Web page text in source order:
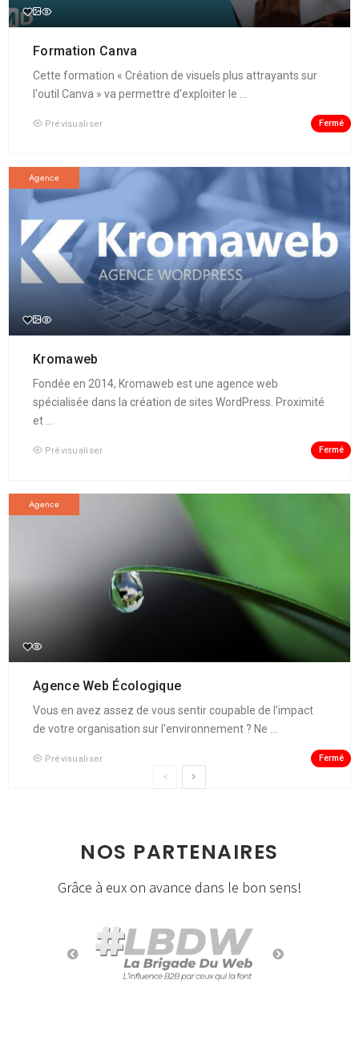
Formation Canva
Cette formation « Création de visuels plus attrayants sur
l'outil Canva » va permettre d'exploiter le ...
Prévisualiser Fermé
Agence
Kromaweb
Fondée en 2014, Kromaweb est une agence web
spécialisée dans la création de sites WordPress. Proximité
et ...
Prévisualiser Fermé
Agence
Agence Web Écologique
Vous en avez assez de vous sentir coupable de l'impact
de votre organisation sur l'environnement ? Ne ...
Prévisualiser Fermé
NOS PARTENAIRES
Grâce à eux on avance dans le bon sens!